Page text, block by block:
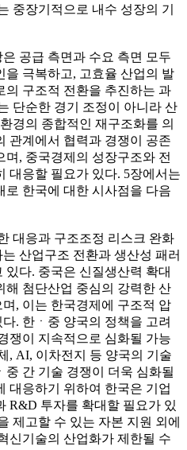
중장기적으로 내수 성장의 기
공급 측면과 수요 측면 모두
을 극복하고, 고효율 산업의 발
의 구조적 전환을 추진하는 과
단순한 경기 조정이 아니라 산
경의 종합적인 재구조화를 의
관계에서 협력과 경쟁이 공존
, 중국경제의 성장구조와 전
대응할 필요가 있다. 5장에서는
로 한국에 대한 시사점을 다음
대응과 구조조정 리스크 완화
산업구조 전환과 생산성 패러
있다. 중국은 신질생산력 확대
해 첨단산업 중심의 강력한 산
, 이는 한국경제에 구조적 압
. 한ㆍ중 양국의 정책을 고려
쟁이 지속적으로 심화될 가능
, AI, 이차전지 등 양국의 기술
중 간 기술 경쟁이 더욱 심화될
대응하기 위하여 한국은 기업
R&D 투자를 확대할 필요가 있
제고할 수 있는 자본 지원 외에
신기술의 산업화가 제한될 수